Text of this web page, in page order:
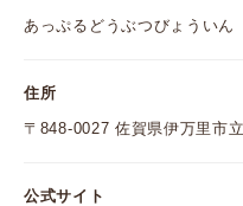
あっぷるどうぶつびょういん
住所
〒848-0027 佐賀県伊万里市
公式サイト